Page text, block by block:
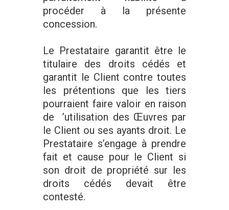
procéder à la présente
concession.
Le Prestataire garantit être le
titulaire des droits cédés et
garantit le Client contre toutes
les prétentions que les tiers
pourraient faire valoir en raison
de ’utilisation des Œuvres par
le Client ou ses ayants droit. Le
Prestataire s’engage à prendre
fait et cause pour le Client si
son droit de propriété sur les
droits cédés devait être
contesté.